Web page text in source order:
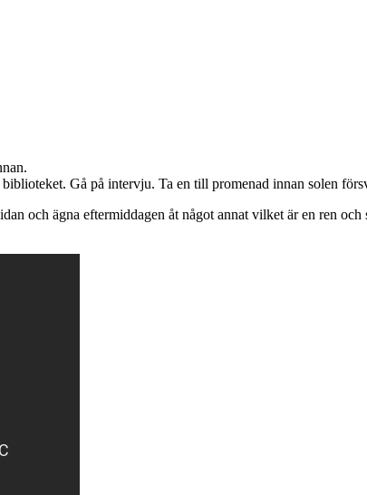
Gå på intervju. Ta en till promenad innan solen
och ägna eftermiddagen åt något annat vilket är en ren